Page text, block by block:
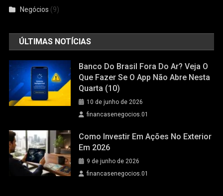
Negócios (9)
ÚLTIMAS NOTÍCIAS
Banco Do Brasil Fora Do Ar? Veja O
Que Fazer Se O App Não Abre Nesta
Quarta (10)
10 de junho de 2026
financasenegocios.01
Como Investir Em Ações No Exterior
Em 2026
9 de junho de 2026
financasenegocios.01